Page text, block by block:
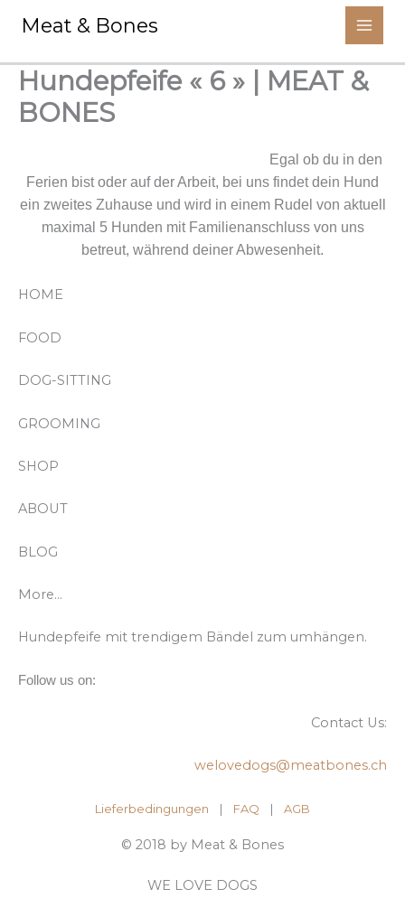
Meat & Bones
Hundepfeife « 6 » | MEAT &
BONES
Egal ob du in den
Ferien bist oder auf der Arbeit, bei uns findet dein Hund
ein zweites Zuhause und wird in einem Rudel von aktuell
maximal 5 Hunden mit Familienanschluss von uns
betreut, während deiner Abwesenheit.
HOME
FOOD
DOG-SITTING
GROOMING
SHOP
ABOUT
BLOG
More…
Hundepfeife mit trendigem Bändel zum umhängen.
Follow us on:
Contact Us:
welovedogs@meatbones.ch
Lieferbedingungen | FAQ | ​ AGB
© 2018 by Meat & Bones
WE LOVE DOGS